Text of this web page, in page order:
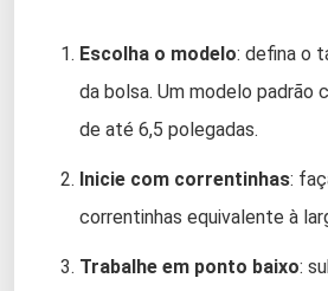
Escolha o modelo: defina o
da bolsa. Um modelo padrão
de até 6,5 polegadas.
Inicie com correntinhas:
correntinhas equivalente à
Trabalhe em ponto baixo: